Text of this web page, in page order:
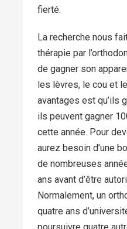
fierté.
La recherche nous
thérapie par
de gagner son
les lèvres, le cou et
avantages est qu’ils
ils peuvent gagner
cette année. Pour
aurez besoin d’une
de nombreuses
ans avant d’être
Normalement, un
quatre ans
poursuivre quatre